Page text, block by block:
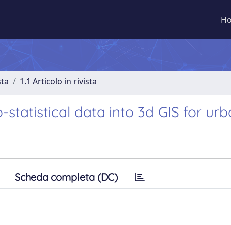
1.1 Articolo in rivista
statistical data into 3d GIS for
Scheda completa (DC)